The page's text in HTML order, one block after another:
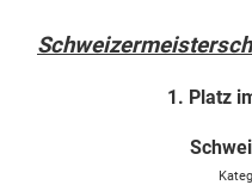
1. Platz